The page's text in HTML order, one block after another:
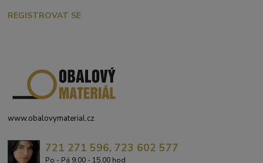
REGISTROVAT SE
www.obalovymaterial.cz
721 271 596, 723 602 577
Po - Pá 9,00 - 15,00 hod